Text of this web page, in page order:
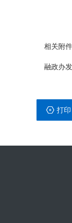
相关附件
融政办
打印